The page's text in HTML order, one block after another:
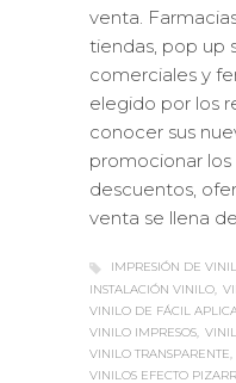
venta.
tiendas, pop up
comerciales y
elegido por los
conocer sus
promocionar
descuentos,
venta se llena de
IMPRESIÓN DE
INSTALACIÓN VINILO
VINILO DE FÁCIL
VINILO IMPRESOS
VINILO TRANSPARENTE
VINILOS EFECTO